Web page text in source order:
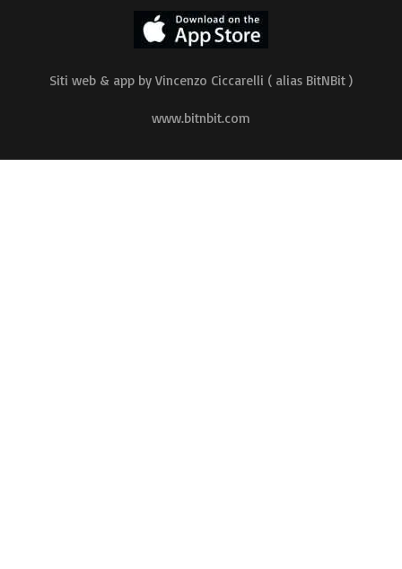
Siti web & app by Vincenzo Ciccarelli ( alias BitNBit )
www.bitnbit.com